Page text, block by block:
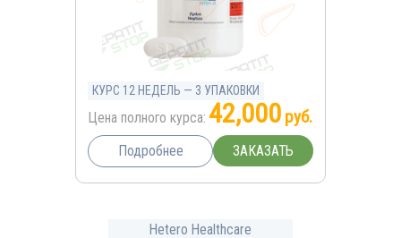
КУРС 12 НЕДЕЛЬ — 3 УПАКОВКИ
Цена полного курса: 42,000 руб.
Подробнее ЗАКАЗАТЬ
Hetero Healthcare